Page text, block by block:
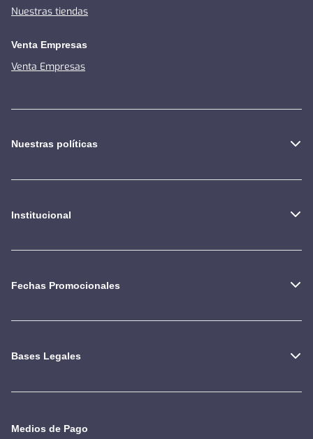
Nuestras tiendas
Venta Empresas
Venta Empresas
Nuestras políticas
Institucional
Fechas Promocionales
Bases Legales
Medios de Pago